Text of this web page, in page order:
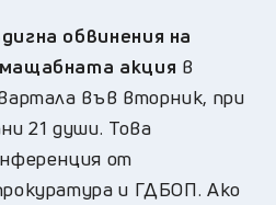
обвинения на
акция в
във вторник, при
21 души. Това
от
и ГДБОП. Ако